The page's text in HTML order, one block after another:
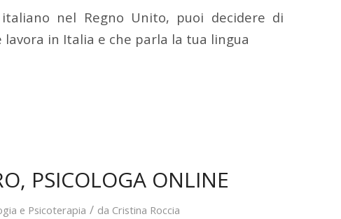
nel Regno Unito, puoi decidere di
in Italia e che parla la tua lingua
PSICOLOGA ONLINE
e Psicoterapia / da Cristina Roccia